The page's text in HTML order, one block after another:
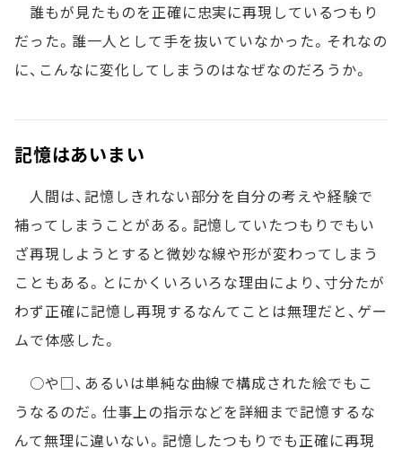
誰もが見たものを正確に忠実に再現しているつもり
だった。誰一人として手を抜いていなかった。それなの
に、こんなに変化してしまうのはなぜなのだろうか。
記憶はあいまい
人間は、記憶しきれない部分を自分の考えや経験で
補ってしまうことがある。記憶していたつもりでもい
ざ再現しようとすると微妙な線や形が変わってしまう
こともある。とにかくいろいろな理由により、寸分たが
わず正確に記憶し再現するなんてことは無理だと、ゲー
ムで体感した。
○や□、あるいは単純な曲線で構成された絵でもこ
うなるのだ。仕事上の指示などを詳細まで記憶するな
んて無理に違いない。記憶したつもりでも正確に再現